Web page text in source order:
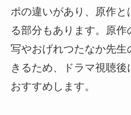
ポの違いがあり、原作
る部分もあります。原
写やおげれつたなか先
きるため、ドラマ視聴
おすすめします。